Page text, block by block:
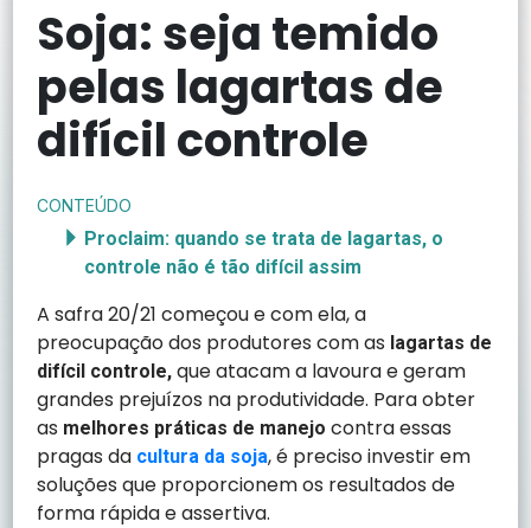
Soja: seja temido
pelas lagartas de
difícil controle
CONTEÚDO
Proclaim: quando se trata de lagartas, o
controle não é tão difícil assim
A safra 20/21 começou e com ela, a
preocupação dos produtores com as lagartas de
difícil controle, que atacam a lavoura e geram
grandes prejuízos na produtividade. Para obter
as melhores práticas de manejo contra essas
pragas da cultura da soja, é preciso investir em
soluções que proporcionem os resultados de
forma rápida e assertiva.